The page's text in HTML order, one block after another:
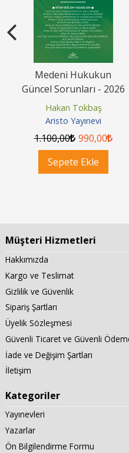
Medeni Hukukun
Güncel Sorunları - 2026
Hakan Tokbaş
Aristo Yayınevi
1.100,00 990,00
Sepete Ekle
Müşteri Hizmetleri
Hakkımızda
Kargo ve Teslimat
Gizlilik ve Güvenlik
Sipariş Şartları
Üyelik Sözleşmesi
Güvenli Ticaret ve Güvenli
İade ve Değişim Şartları
İletişim
Kategoriler
Yayınevleri
Yazarlar
Ön Bilgilendirme Formu